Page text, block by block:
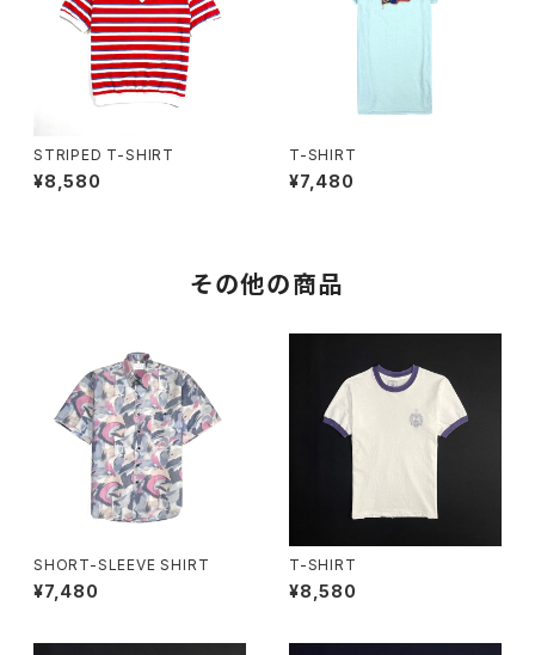
STRIPED T-SHIRT
¥8,580
T-SHIRT
¥7,480
その他の商品
SHORT-SLEEVE SHIRT
¥7,480
T-SHIRT
¥8,580